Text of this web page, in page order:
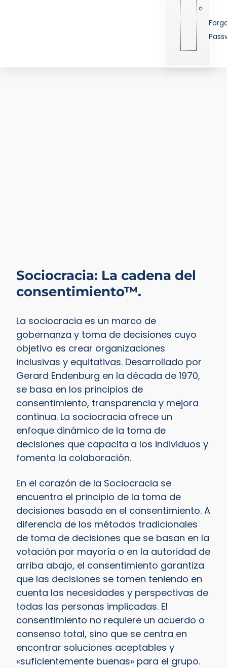
Sociocracia: La cadena del
consentimiento™.
La sociocracia es un marco de
gobernanza y toma de decisiones cuyo
objetivo es crear organizaciones
inclusivas y equitativas. Desarrollado por
Gerard Endenburg en la década de 1970,
se basa en los principios de
consentimiento, transparencia y mejora
continua. La sociocracia ofrece un
enfoque dinámico de la toma de
decisiones que capacita a los individuos y
fomenta la colaboración.
En el corazón de la Sociocracia se
encuentra el principio de la toma de
decisiones basada en el consentimiento. A
diferencia de los métodos tradicionales
de toma de decisiones que se basan en la
votación por mayoría o en la autoridad de
arriba abajo, el consentimiento garantiza
que las decisiones se tomen teniendo en
cuenta las necesidades y perspectivas de
todas las personas implicadas. El
consentimiento no requiere un acuerdo o
consenso total, sino que se centra en
encontrar soluciones aceptables y
«suficientemente buenas» para el grupo.